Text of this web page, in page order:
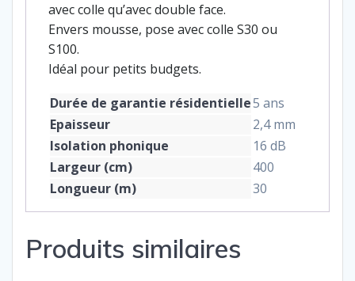
avec colle qu’avec double face.
Envers mousse, pose avec colle S30 ou
S100.
Idéal pour petits budgets.
Durée de garantie résidentielle5 ans
Epaisseur
2,4 mm
Isolation phonique
16 dB
Largeur (cm)
400
Longueur (m)
30
Produits similaires